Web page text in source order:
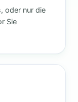
oder nur die
Sie